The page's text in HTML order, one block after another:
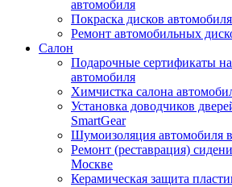
автомобиля
Покраска дисков
Ремонт автомобильных
Салон
Подарочные сертификаты
автомобиля
Химчистка салона
Установка доводчиков
SmartGear
Шумоизоляция автомобиля
Ремонт (реставрация)
Москве
Керамическая защита